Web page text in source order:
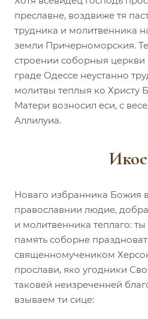
преславне, воздвиже тя
трудника и молитвенника
земли Причерноморския.
строении соборныя
граде Одессе неустанно
молитвы теплыя ко Христу
Матери возносил еси, с
Аллилуиа.
Новаго избранника Божия
православнии людие,
и молитвенника теплаго:
память соборне
священномучеником
прослави, яко угодники
таковей неизреченней
взываем ти сице: